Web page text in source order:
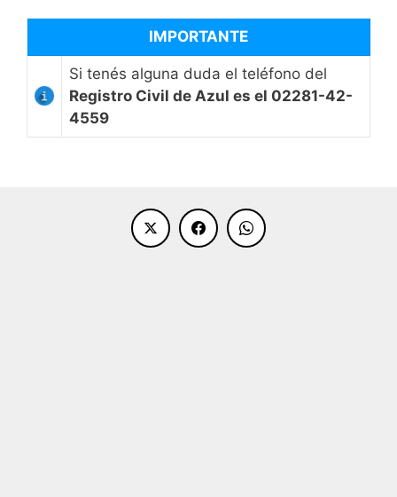
IMPORTANTE
Si tenés alguna duda el teléfono del
Registro Civil de Azul es el 02281-42-
4559